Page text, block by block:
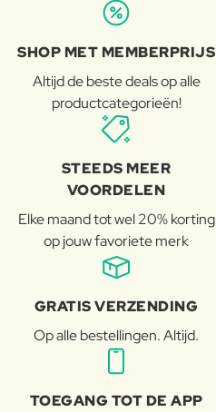
SHOP MET MEMBERPRIJS
Altijd de beste deals op alle
productcategorieën!
STEEDS MEER
VOORDELEN
Elke maand tot wel 20% korting
op jouw favoriete merk
GRATIS VERZENDING
Op alle bestellingen. Altijd.
TOEGANG TOT DE APP